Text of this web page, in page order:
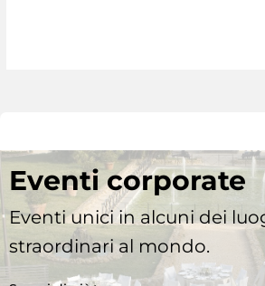
Eventi corporate
Eventi unici in alcuni dei
straordinari al mondo.